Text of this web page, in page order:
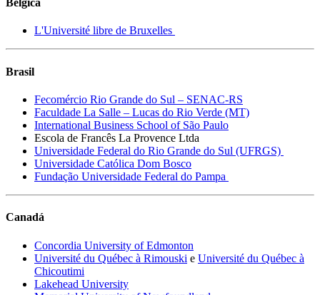
Bélgica
L'Université libre de Bruxelles
Brasil
Fecomércio Rio Grande do Sul – SENAC-RS
Faculdade La Salle – Lucas do Rio Verde (MT)
International Business School of São Paulo
Escola de Francês La Provence Ltda
Universidade Federal do Rio Grande do Sul (UFRGS)
Universidade Católica Dom Bosco
Fundação Universidade Federal do Pampa
Canadá
Concordia University of Edmonton
Université du Québec à Rimouski e Université du Québec à
Chicoutimi
Lakehead University